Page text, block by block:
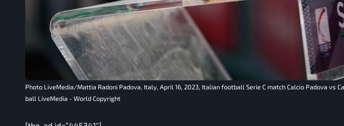
Photo LiveMedia/Mattia Radoni Padova, Italy, April 16, 2023, Italian football Serie C match Calcio Padova vs
ball LiveMedia - World Copyright